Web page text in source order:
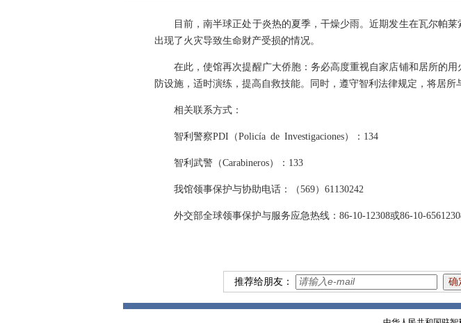
目前，南半球正处于炎热的夏季，干燥少雨。近期发生在瓦尔帕
出现了火灾导致生命财产受损的情况。
在此，使馆再次提醒广大侨胞：务必高度重视自家店铺和居所的
防设施，适时演练，提高自救技能。同时，遵守智利法律规定，将居所
相关联系方式：
智利警察PDI（Policía de Investigaciones）：134
智利武警（Carabineros）：133
我馆领事保护与协助电话：（569）61130242
外交部全球领事保护与服务应急热线：86-10-12308或86-10-
推荐给朋友：